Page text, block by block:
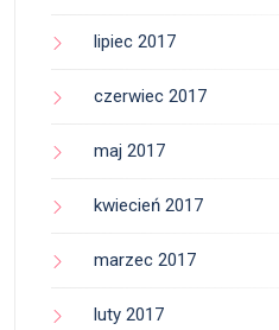
lipiec 2017
czerwiec 2017
maj 2017
kwiecień 2017
marzec 2017
luty 2017